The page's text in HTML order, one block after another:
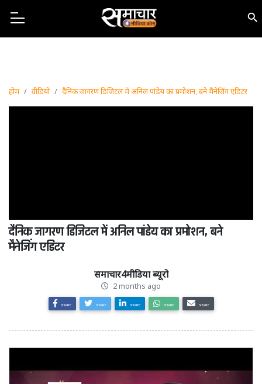
होम वीडियो दैनिक जागरण डिजिटल में अनिल पांडेय का प्रमोशन, बने मैनेजिंग एडिटर
दैनिक जागरण डिजिटल में अनिल पांडेय का प्रमोशन, बने
मैनेजिंग एडिटर
समाचार4मीडिया ब्यूरो
2 months ago
SHARE SHARE SHARE SHARE SHARE